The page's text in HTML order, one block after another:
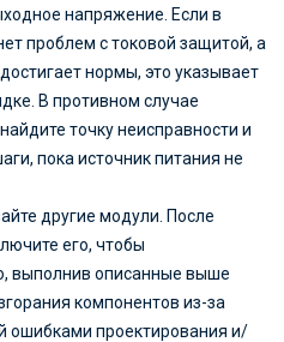
напряжение. Если в
проблем с токовой защитой, а
нормы, это указывает
В противном случае
точку неисправности и
пока источник питания не
другие модули. После
его, чтобы
выполнив описанные выше
компонентов из-за
ошибками проектирования и/